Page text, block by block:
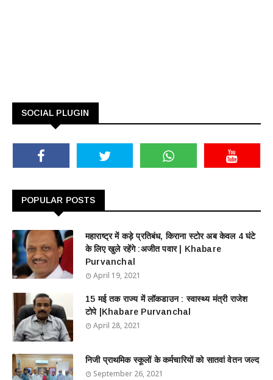
SOCIAL PLUGIN
POPULAR POSTS
महाराष्ट्र में कड़े प्रतिबंध, किराना स्टोर अब केवल 4 घंटे
के लिए खुले रहेंगे :अजीत पवार | Khabare
Purvanchal
April 19, 2021
15 मई तक राज्य में लॉकडाउन : स्वास्थ्य मंत्री राजेश
टोपे |Khabare Purvanchal
April 28, 2021
निजी प्राथमिक स्कूलों के कर्मचारियों को सातवां वेतन जल्द
September 26, 2021